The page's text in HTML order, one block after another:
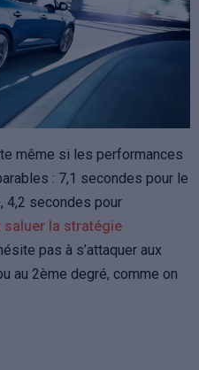
même si les performances
: 7,1 secondes pour le
4,2 secondes pour
saluer la stratégie
pas à s’attaquer aux
au 2ème degré, comme on